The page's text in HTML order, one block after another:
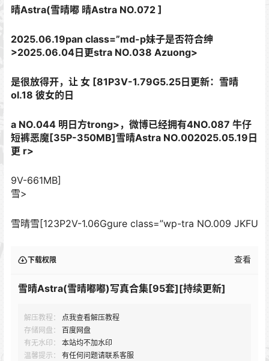
晴Astra(雪晴嘟 晴Astra NO.072 ]
2025.06.19pan class=”md-p妹子是否符合绅
>2025.06.04日更stra NO.038 Azuong>
是很放得开，让 女 [81P3V-1.79G5.25日更新：雪晴
ol.18 彼女的日
a NO.044 明日方trong>，微博已经拥有4NO.087 牛仔
短裤恶魔[35P-350MB]雪晴Astra NO.002025.05.19日
更 r>
9V-661MB]
雪>
雪晴雪[123P2V-1.06Ggure class=”wp-tra NO.009 JKFU
下载权限 查看
雪晴Astra(雪晴嘟嘟)写真合集[95套][持续更新]
解压教程：
点我查看解压教程
存储网盘：
百度网盘
有无水印：
本站均不加水印
温馨提示：
有任何问题请联系客服